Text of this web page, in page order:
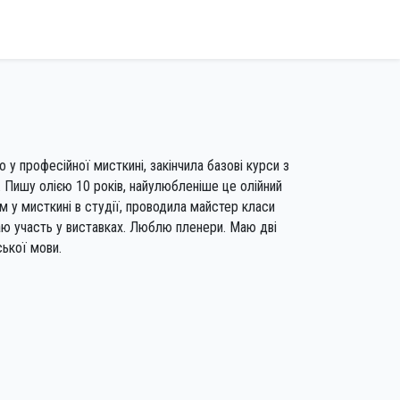
мисткині, закінчила базові курси з
Пишу олією 10 років, найулюбленіше це олійний
мисткині в студії, проводила майстер класи
участь у виставках. Люблю пленери. Маю дві
мови.